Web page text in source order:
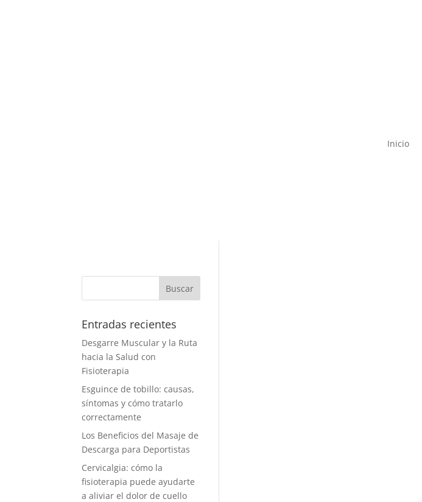
Inicio
Entradas recientes
Desgarre Muscular y la Ruta
hacia la Salud con
Fisioterapia
Esguince de tobillo: causas,
síntomas y cómo tratarlo
correctamente
Los Beneficios del Masaje de
Descarga para Deportistas
Cervicalgia: cómo la
fisioterapia puede ayudarte
a aliviar el dolor de cuello